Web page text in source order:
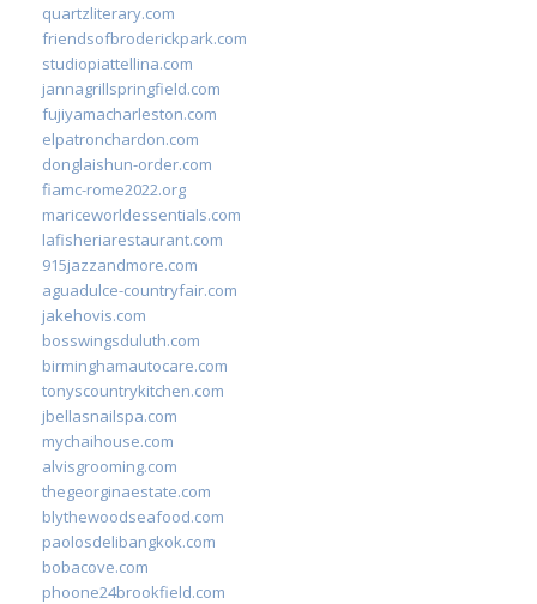
quartzliterary.com
friendsofbroderickpark.com
studiopiattellina.com
jannagrillspringfield.com
fujiyamacharleston.com
elpatronchardon.com
donglaishun-order.com
fiamc-rome2022.org
mariceworldessentials.com
lafisheriarestaurant.com
915jazzandmore.com
aguadulce-countryfair.com
jakehovis.com
bosswingsduluth.com
birminghamautocare.com
tonyscountrykitchen.com
jbellasnailspa.com
mychaihouse.com
alvisgrooming.com
thegeorginaestate.com
blythewoodseafood.com
paolosdelibangkok.com
bobacove.com
phoone24brookfield.com